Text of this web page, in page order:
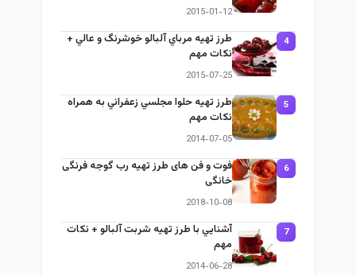
2015-01-12
4
طرز تهيه مرباي آلبالو خوشرنگ و عالي +
نكات مهم
2015-07-25
5
طرز تهيه حلوا مجلسي زعفراني به همراه
نكات مهم
2014-07-05
6
فوت و فن های طرز تهیه رب گوجه فرنگی
خانگی
2018-10-08
7
آشنايي با طرز تهيه شربت آلبالو + نكات
مهم
2014-06-28